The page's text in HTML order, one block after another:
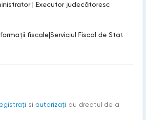
| Executor judecătoresc
fiscale|Serviciul Fiscal de Stat
şi autorizați au dreptul de a